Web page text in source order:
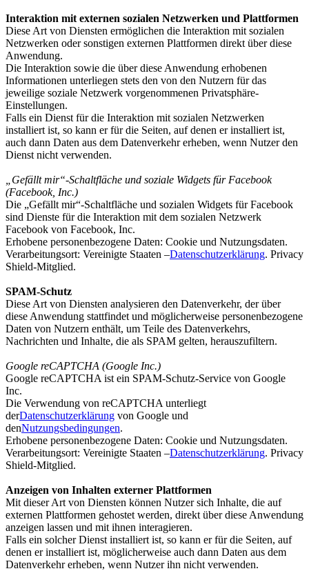
Interaktion mit externen sozialen Netzwerken und Plattformen
Diese Art von Diensten ermöglichen die Interaktion mit sozialen
Netzwerken oder sonstigen externen Plattformen direkt über diese
Anwendung.
Die Interaktion sowie die über diese Anwendung erhobenen
Informationen unterliegen stets den von den Nutzern für das
jeweilige soziale Netzwerk vorgenommenen Privatsphäre-
Einstellungen.
Falls ein Dienst für die Interaktion mit sozialen Netzwerken
installiert ist, so kann er für die Seiten, auf denen er installiert ist,
auch dann Daten aus dem Datenverkehr erheben, wenn Nutzer den
Dienst nicht verwenden.
„Gefällt mir“-Schaltfläche und soziale Widgets für Facebook
(Facebook, Inc.)
Die „Gefällt mir“-Schaltfläche und sozialen Widgets für Facebook
sind Dienste für die Interaktion mit dem sozialen Netzwerk
Facebook von Facebook, Inc.
Erhobene personenbezogene Daten: Cookie und Nutzungsdaten.
Verarbeitungsort: Vereinigte Staaten –Datenschutzerklärung. Privacy
Shield-Mitglied.
SPAM-Schutz
Diese Art von Diensten analysieren den Datenverkehr, der über
diese Anwendung stattfindet und möglicherweise personenbezogene
Daten von Nutzern enthält, um Teile des Datenverkehrs,
Nachrichten und Inhalte, die als SPAM gelten, herauszufiltern.
Google reCAPTCHA (Google Inc.)
Google reCAPTCHA ist ein SPAM-Schutz-Service von Google
Inc.
Die Verwendung von reCAPTCHA unterliegt
derDatenschutzerklärung von Google und
denNutzungsbedingungen.
Erhobene personenbezogene Daten: Cookie und Nutzungsdaten.
Verarbeitungsort: Vereinigte Staaten –Datenschutzerklärung. Privacy
Shield-Mitglied.
Anzeigen von Inhalten externer Plattformen
Mit dieser Art von Diensten können Nutzer sich Inhalte, die auf
externen Plattformen gehostet werden, direkt über diese Anwendung
anzeigen lassen und mit ihnen interagieren.
Falls ein solcher Dienst installiert ist, so kann er für die Seiten, auf
denen er installiert ist, möglicherweise auch dann Daten aus dem
Datenverkehr erheben, wenn Nutzer ihn nicht verwenden.